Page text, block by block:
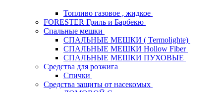
Топливо газовое , жидкое
FORESTER Гриль и Барбекю
Спальные мешки
СПАЛЬНЫЕ МЕШКИ ( Termolighte)
СПАЛЬНЫЕ МЕШКИ Hollow Fiber
СПАЛЬНЫЕ МЕШКИ ПУХОВЫЕ
Средства для розжига
Спички
Средства защиты от насекомых